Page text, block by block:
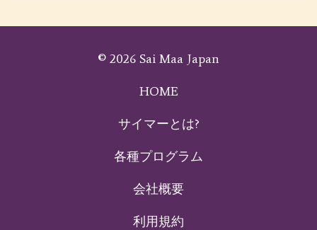
© 2026 Sai Maa Japan
HOME
サイマーとは?
各種プログラム
会社概要
利用規約